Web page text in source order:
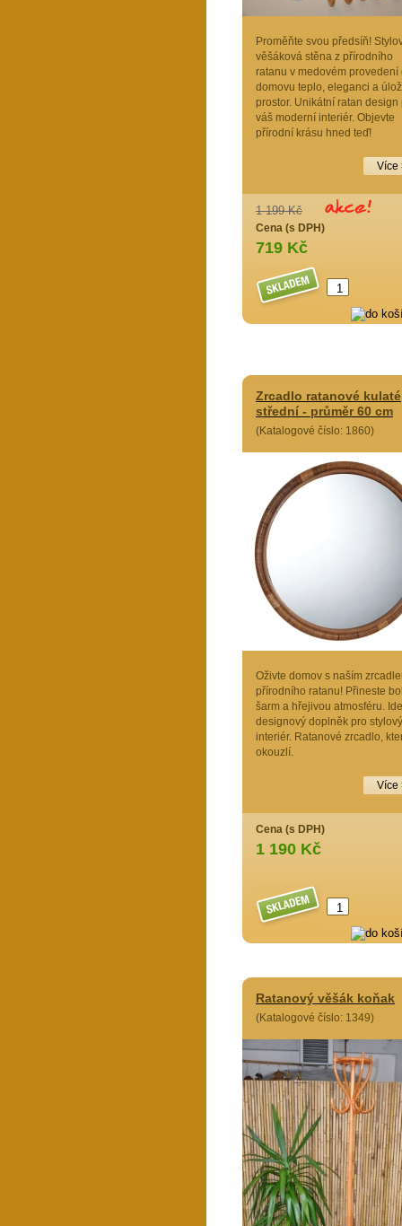
Proměňte svou předsíň!
věšáková stěna z přírodního
ratanu v medovém provedení
domovu teplo, eleganci a
prostor. Unikátní ratan design
váš moderní interiér. Objevte
přírodní krásu hned teď!
Více
1 199 Kč
Cena (s DPH)
719 Kč
Zrcadlo ratanové kulaté
střední - průměr 60 cm
(Katalogové číslo: 1860)
Oživte domov s naším
přírodního ratanu! Přineste
šarm a hřejivou atmosféru.
designový doplněk pro stylový
interiér. Ratanové zrcadlo,
okouzlí.
Více
Cena (s DPH)
1 190 Kč
Ratanový věšák koňak
(Katalogové číslo: 1349)